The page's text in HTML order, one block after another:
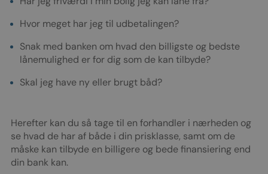
Hvor meget har jeg til udbetalingen?
Snak med banken om hvad den billigste og bedste
lånemulighed er for dig som de kan tilbyde?
Skal jeg have ny eller brugt båd?
Herefter kan du så tage til en forhandler i nærheden og
se hvad de har af både i din prisklasse, samt om de
måske kan tilbyde en billigere og bede finansiering end
din bank kan.